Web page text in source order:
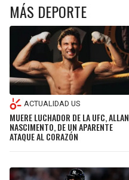
MÁS DEPORTE
ACTUALIDAD US
MUERE LUCHADOR DE LA UFC, ALLAN
NASCIMENTO, DE UN APARENTE
ATAQUE AL CORAZÓN